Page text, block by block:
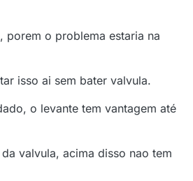
porem o problema estaria na
isso ai sem bater valvula.
o levante tem vantagem até
valvula, acima disso nao tem